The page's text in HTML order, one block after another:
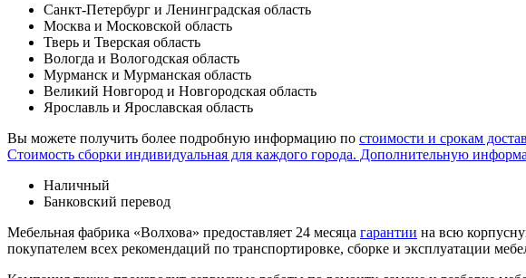
Санкт-Петербург и Ленинградская область
Москва и Московской область
Тверь и Тверская область
Вологда и Вологодская область
Мурманск и Мурманская область
Великий Новгород и Новгородская область
Ярославль и Ярославская область
Вы можете получить более подробную информацию по стоимости и срокам
Стоимость сборки индивидуальная для каждого города. Дополнительную
Наличный
Банковский перевод
Мебельная фабрика «Волхова» предоставляет 24 месяца гарантии на всю
покупателем всех рекомендаций по транспорти­ровке, сборке и эксплуатации